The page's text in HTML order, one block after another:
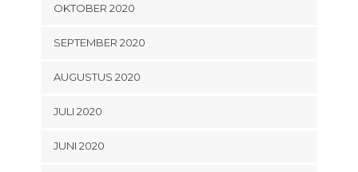
OKTOBER 2020
SEPTEMBER 2020
AUGUSTUS 2020
JULI 2020
JUNI 2020